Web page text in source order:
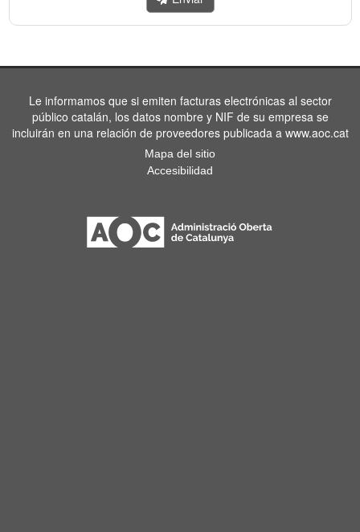
Le informamos que si emiten facturas electrónicas al sector
público catalán, los datos nombre y NIF de su empresa se
incluirán en una relación de proveedores publicada a www.aoc.cat
Mapa del sitio
Accesibilidad